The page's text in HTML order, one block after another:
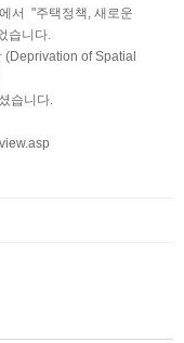
서 "주택정책, 새로운
습니다.
(Deprivation of Spatial
습니다.